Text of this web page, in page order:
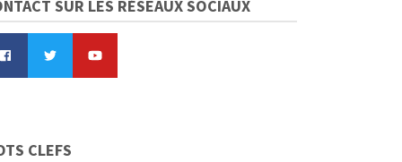
SUR LES RÉSEAUX SOCIAUX
CLEFS